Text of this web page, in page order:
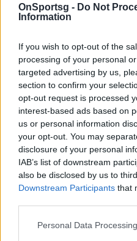
OnSportsg - Do Not
Information
If you wish to opt-out of the
processing of your personal
targeted advertising by us,
section to confirm your
opt-out request is processed
interest-based ads based on
us or personal information
your opt-out. You may
disclosure of your personal
IAB’s list of downstream
also be disclosed by us to
Downstream Participants that
Personal Data
Η Φαίδρα Καλτέκη
στον Αίαντα Αγίου
ο Θοδωρής Ζηνέλης, ο
της προολυμπιακής
Παγκόσμιας κατάταξης
κιλών αλλά και την 18η
κατέκτησε το χάλκινο
πρωτάθλημα κορασίδων
τελευταίο
συνολικά 16 μετάλλια,
χρυσά. Το 2023, στους
πρωτάθλημα του 2022,